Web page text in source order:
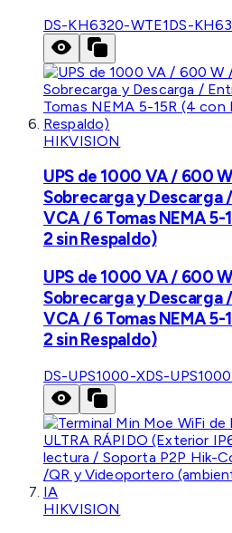
DS-KH6320-WTE1DS-
HIKVISION
UPS de 1000 VA / 600
Sobrecarga y Descarga
VCA / 6 Tomas NEMA 5-
2 sin Respaldo)
UPS de 1000 VA / 600
Sobrecarga y Descarga
VCA / 6 Tomas NEMA 5-
2 sin Respaldo)
DS-UPS1000-XDS-
HIKVISION